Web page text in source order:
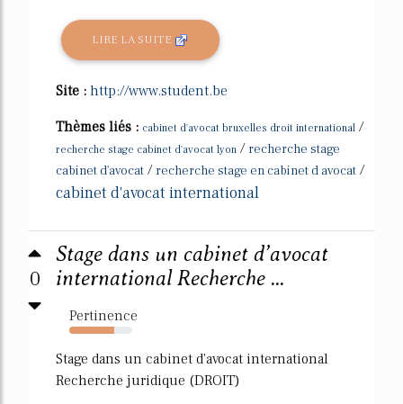
LIRE LA SUITE
Site : http://www.student.be
Thèmes liés : cabinet d'avocat bruxelles droit international /
recherche stage cabinet d'avocat lyon / recherche stage
cabinet d'avocat / recherche stage en cabinet d avocat /
cabinet d'avocat international
0
Stage dans un cabinet d’avocat
international Recherche ...
Pertinence
71%
Stage dans un cabinet d'avocat international
Recherche juridique (DROIT)